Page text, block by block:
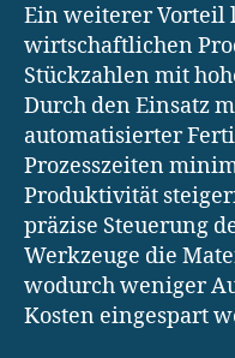
Ein weiterer Vorteil
wirtschaftlichen
Stückzahlen mit
Durch den Einsatz
automatisierter
Prozesszeiten
Produktivität
präzise Steuerung
Werkzeuge die
wodurch weniger
Kosten eingespart